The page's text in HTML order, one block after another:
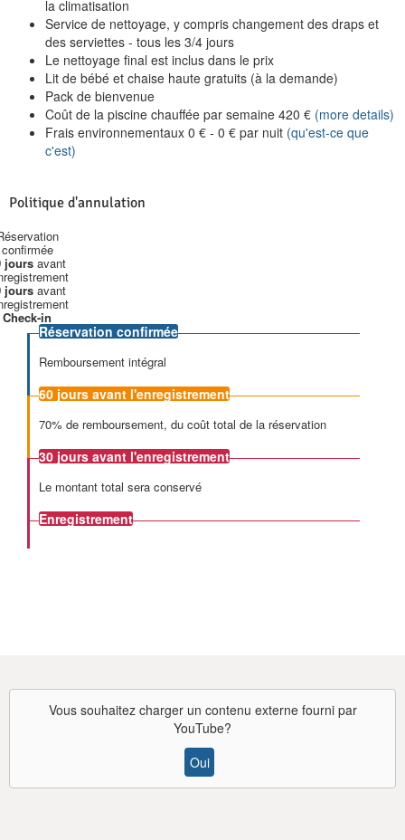
la climatisation
Service de nettoyage, y compris changement des draps et
des serviettes - tous les 3/4 jours
Le nettoyage final est inclus dans le prix
Lit de bébé et chaise haute gratuits (à la demande)
Pack de bienvenue
Coût de la piscine chauffée par semaine 420 € (more details)
Frais environnementaux 0 € - 0 € par nuit (qu'est-ce que
c'est)
Politique d'annulation
confirmée
jours avant
jours avant
Check-in
Réservation confirmée
Remboursement intégral
60 jours avant l'enregistrement
70% de remboursement, du coût total de la réservation
30 jours avant l'enregistrement
Le montant total sera conservé
Enregistrement
Vous souhaitez charger un contenu externe fourni par
YouTube?
Oui